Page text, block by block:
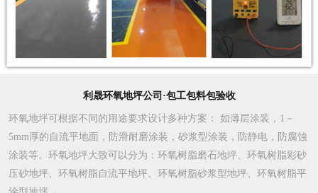
利晟环氧地坪公司·包工包料包验收
环氧地坪可根据不同的用途要求设计多种方案 ： 如薄层涂装，1－
5mm厚的自流平地面，防滑耐磨涂装，砂浆型涂装，防静电，防腐蚀
涂装等。环氧地坪大致可以分为：环氧树脂磨石地坪、环氧树脂彩砂
压砂地坪、环氧树脂自流平地坪、环氧树脂砂浆型地坪、环氧树脂平